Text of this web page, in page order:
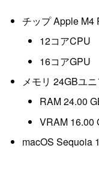
チップ Apple M4
12コアCPU
16コアGPU
メモリ 24GBユ
RAM 24.00
VRAM 16.00
macOS Sequoia